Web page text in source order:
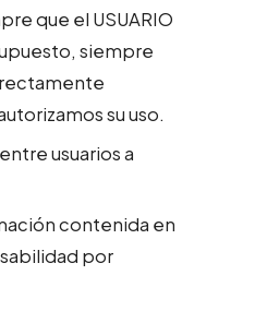
que el USUARIO
siempre
su uso.
usuarios a
contenida en
por